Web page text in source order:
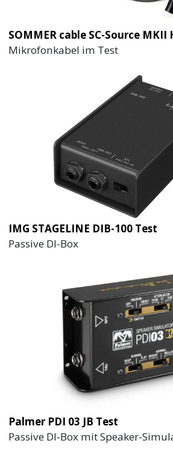
SOMMER cable SC-Source
Mikrofonkabel im Test
IMG STAGELINE DIB-100 Test
Passive DI-Box
Palmer PDI 03 JB Test
Passive DI-Box mit Speaker-